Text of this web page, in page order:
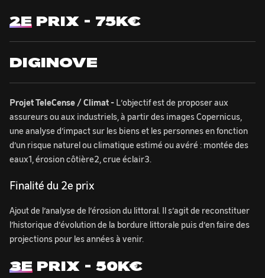
2E PRIX - 75K€
DIGINOVE
Projet TeleCense / Climat - L’objectif est de proposer aux
assureurs ou aux industriels, à partir des images Copernicus,
une analyse d’impact sur les biens et les personnes en fonction
d’un risque naturel ou climatique estimé ou avéré : montée des
eaux1, érosion côtière2, crue éclair3.
Finalité du 2e prix
Ajout de l’analyse de l’érosion du littoral. Il s’agit de reconstituer
l’historique d’évolution de la bordure littorale puis d’en faire des
projections pour les années à venir.
3E PRIX - 50K€